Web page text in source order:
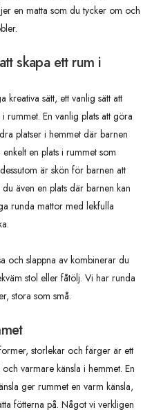
en matta som du tycker om och
skapa ett rum i
kreativa sätt, ett vanlig sätt att
rummet. En vanlig plats att göra
platser i hemmet där barnen
en plats i rummet som
är skön för barnen att
även en plats där barnen kan
runda mattor med lekfulla
och slappna av kombinerar du
stol eller fåtölj. Vi har runda
stora som små.
storlekar och färger är ett
varmare känsla i hemmet. En
ger rummet en varm känsla,
fötterna på. Något vi verkligen